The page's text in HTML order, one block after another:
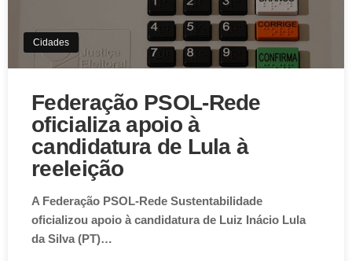
Cidades
Federação PSOL-Rede
oficializa apoio à
candidatura de Lula à
reeleição
A Federação PSOL-Rede Sustentabilidade
oficializou apoio à candidatura de Luiz Inácio Lula
da Silva (PT)…